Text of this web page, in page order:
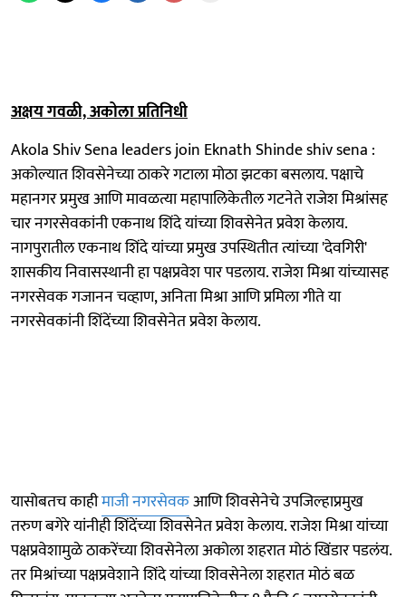
अक्षय गवळी, अकोला प्रतिनिधी
Akola Shiv Sena leaders join Eknath Shinde shiv sena :
अकोल्यात शिवसेनेच्या ठाकरे गटाला मोठा झटका बसलाय. पक्षाचे
महानगर प्रमुख आणि मावळत्या महापालिकेतील गटनेते राजेश मिश्रांसह
चार नगरसेवकांनी एकनाथ शिंदे यांच्या शिवसेनेत प्रवेश केलाय.
नागपुरातील एकनाथ शिंदे यांच्या प्रमुख उपस्थितीत त्यांच्या 'देवगिरी'
शासकीय निवासस्थानी हा पक्षप्रवेश पार पडलाय. राजेश मिश्रा यांच्यासह
नगरसेवक गजानन चव्हाण, अनिता मिश्रा आणि प्रमिला गीते या
नगरसेवकांनी शिंदेंच्या शिवसेनेत प्रवेश केलाय.
यासोबतच काहीमाजी नगरसेवकआणि शिवसेनेचे उपजिल्हाप्रमुख
तरुण बगेरे यांनीही शिंदेंच्या शिवसेनेत प्रवेश केलाय. राजेश मिश्रा यांच्या
पक्षप्रवेशामुळे ठाकरेंच्या शिवसेनेला अकोला शहरात मोठं खिंडार पडलंय.
तर मिश्रांच्या पक्षप्रवेशाने शिंदे यांच्या शिवसेनेला शहरात मोठं बळ